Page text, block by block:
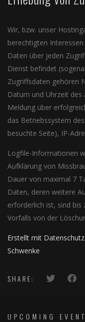
Wir, bzw. unser
berechtigten Interessen
Daten über jeden
Dienst befindet
Zugriffsdaten gehören
Datum und Uhrzeit
Meldung über
das Betriebssystem
besuchte Seite), IP-
Logfile-Informationen
Aufklärung von
Dauer von maximal 7
Daten, deren weitere
erforderlich ist, sind bis
Vorfalls von der
Erstellt mit
Schwenke
SHARE:
UPCOMING